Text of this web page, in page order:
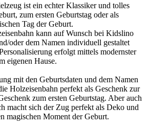
ist ein echter Klassiker und tolles
zum ersten Geburtstag oder als
Tag der Geburt.
kann auf Wunsch bei Kidslino
oder dem Namen individuell gestaltet
erfolgt mittels modernster
eigenen Hause.
mit den Geburtsdaten und dem Namen
Holzeisenbahn perfekt als Geschenk zur
zum ersten Geburtstag. Aber auch
macht sich der Zug perfekt als Deko und
magischen Moment der Geburt.